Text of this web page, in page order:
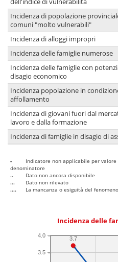
dell'indice di vulnerabilità
Incidenza di popolazione
comuni "molto vulnerabili"
Incidenza di alloggi impropri
Incidenza delle famiglie numerose
Incidenza delle famiglie con
disagio economico
Incidenza popolazione in
affollamento
Incidenza di giovani fuori dal
lavoro e dalla formazione
Incidenza di famiglie in disagio di
-
Indicatore non applicabile per
denominatore
..
Dato non ancora disponibile
...
Dato non rilevato
....
La mancanza o esiguità del
Incidenza delle
3.5
4.0
3.7